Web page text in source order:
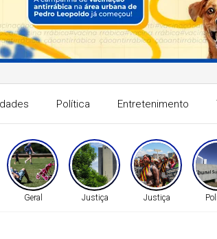
Política Entretenimento
Geral Justiça Justiça